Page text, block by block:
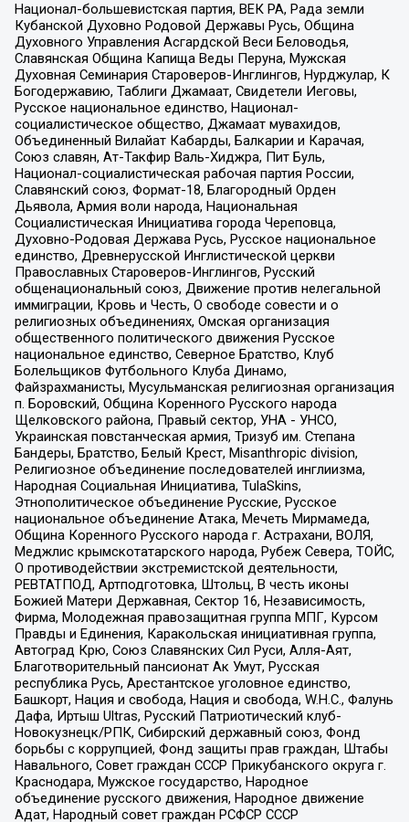
Национал-большевистская партия, ВЕК РА, Рада земли
Кубанской Духовно Родовой Державы Русь, Община
Духовного Управления Асгардской Веси Беловодья,
Славянская Община Капища Веды Перуна, Мужская
Духовная Семинария Староверов-Инглингов, Нурджулар, К
Богодержавию, Таблиги Джамаат, Свидетели Иеговы,
Русское национальное единство, Национал-
социалистическое общество, Джамаат мувахидов,
Объединенный Вилайат Кабарды, Балкарии и Карачая,
Союз славян, Ат-Такфир Валь-Хиджра, Пит Буль,
Национал-социалистическая рабочая партия России,
Славянский союз, Формат-18, Благородный Орден
Дьявола, Армия воли народа, Национальная
Социалистическая Инициатива города Череповца,
Духовно-Родовая Держава Русь, Русское национальное
единство, Древнерусской Инглистической церкви
Православных Староверов-Инглингов, Русский
общенациональный союз, Движение против нелегальной
иммиграции, Кровь и Честь, О свободе совести и о
религиозных объединениях, Омская организация
общественного политического движения Русское
национальное единство, Северное Братство, Клуб
Болельщиков Футбольного Клуба Динамо,
Файзрахманисты, Мусульманская религиозная организация
п. Боровский, Община Коренного Русского народа
Щелковского района, Правый сектор, УНА - УНСО,
Украинская повстанческая армия, Тризуб им. Степана
Бандеры, Братство, Белый Крест, Misanthropic division,
Религиозное объединение последователей инглиизма,
Народная Социальная Инициатива, TulaSkins,
Этнополитическое объединение Русские, Русское
национальное объединение Атака, Мечеть Мирмамеда,
Община Коренного Русского народа г. Астрахани, ВОЛЯ,
Меджлис крымскотатарского народа, Рубеж Севера, ТОЙС,
О противодействии экстремистской деятельности,
РЕВТАТПОД, Артподготовка, Штольц, В честь иконы
Божией Матери Державная, Сектор 16, Независимость,
Фирма, Молодежная правозащитная группа МПГ, Курсом
Правды и Единения, Каракольская инициативная группа,
Автоград Крю, Союз Славянских Сил Руси, Алля-Аят,
Благотворительный пансионат Ак Умут, Русская
республика Русь, Арестантское уголовное единство,
Башкорт, Нация и свобода, Нация и свобода, W.H.С., Фалунь
Дафа, Иртыш Ultras, Русский Патриотический клуб-
Новокузнецк/РПК, Сибирский державный союз, Фонд
борьбы с коррупцией, Фонд защиты прав граждан, Штабы
Навального, Совет граждан СССР Прикубанского округа г.
Краснодара, Мужское государство, Народное
объединение русского движения, Народное движение
Адат, Народный совет граждан РСФСР СССР